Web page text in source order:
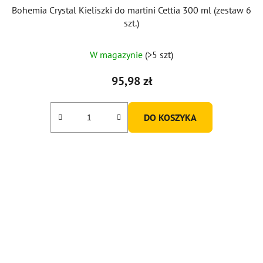
Bohemia Crystal Kieliszki do martini Cettia 300 ml (zestaw 6
szt.)
W magazynie (>5 szt)
95,98 zł
DO KOSZYKA